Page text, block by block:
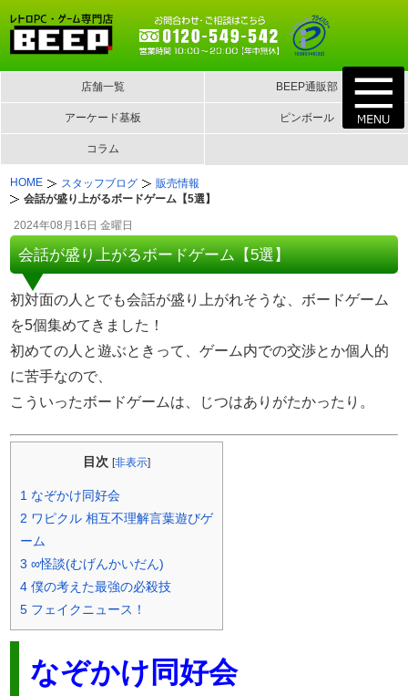
店舗一覧 BEEP通販部
アーケード基板 ピンボール
コラム
HOME スタッフブログ
販売情報
会話が盛り上がるボードゲーム【5選】
2024年08月16日 金曜日
会話が盛り上がるボードゲーム【5選】
初対面の人とでも会話が盛り上がれそうな、ボードゲーム
を5個集めてきました！
初めての人と遊ぶときって、ゲーム内での交渉とか個人的
に苦手なので、
こういったボードゲームは、じつはありがたかったり。
目次 [非表示]
1 なぞかけ同好会
2 ワピクル 相互不理解言葉遊びゲ
ーム
3 ∞怪談(むげんかいだん)
4 僕の考えた最強の必殺技
5 フェイクニュース！
なぞかけ同好会